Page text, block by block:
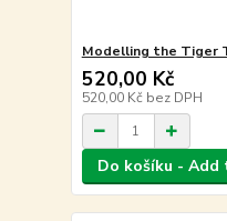
Modelling the Tiger
520,00 Kč
520,00 Kč bez DPH
Do košíku - Add